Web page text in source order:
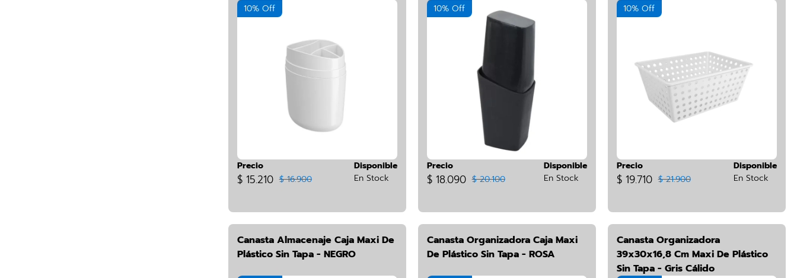
10% Off
Precio
$ 15.210 $ 16.900
Disponible
En Stock
10% Off
Precio
$ 18.090 $ 20.100
Disponible
En Stock
10% Off
Precio
$ 19.710 $ 21.900
Disponible
En Stock
Canasta Almacenaje Caja Maxi De
Plástico Sin Tapa - NEGRO
Canasta Organizadora Caja Maxi
De Plástico Sin Tapa - ROSA
Canasta Organizadora
39x30x16,8 Cm Maxi De Plástico
Sin Tapa - Gris Cálido